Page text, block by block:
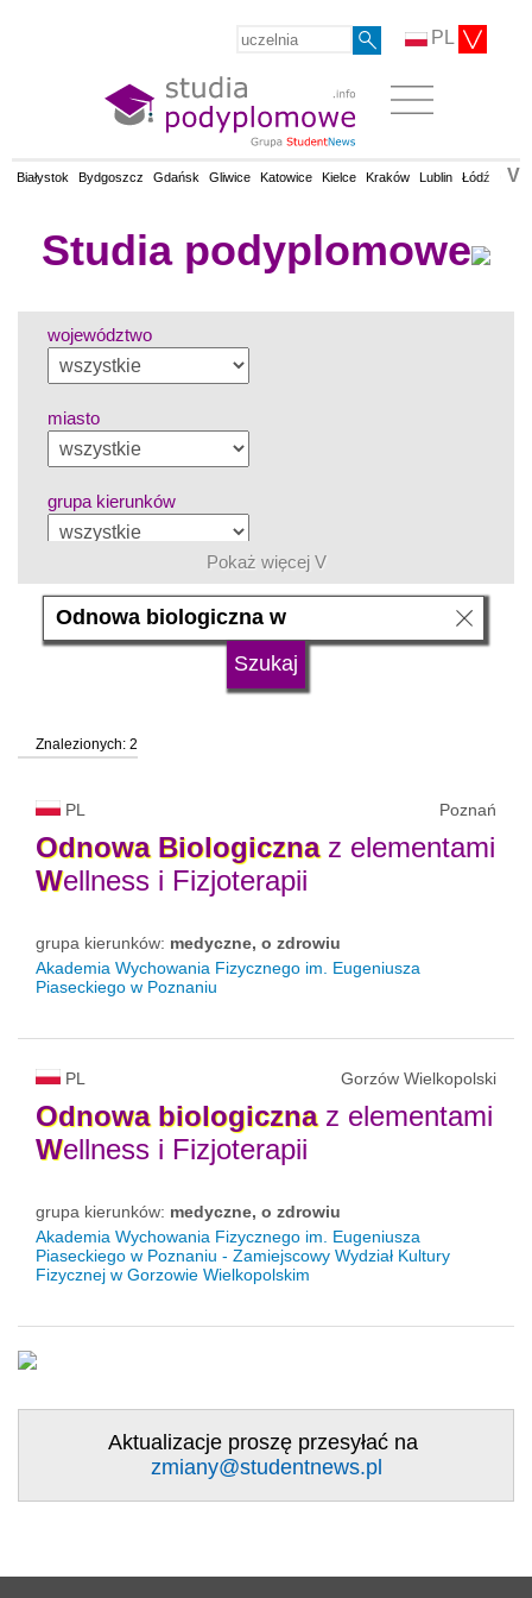
PL
Białystok Bydgoszcz Gdańsk Gliwice Katowice Kielce Kraków Lublin Łódź V
Studia podyplomowe
województwo
miasto
grupa kierunków
język
status uczelni
Pokaż więcej V
Znalezionych: 2
PL Poznań
Odnowa Biologicznaz elementami
Wellness i Fizjoterapii
grupa kierunków: medyczne, o zdrowiu
Akademia Wychowania Fizycznego im. Eugeniusza
Piaseckiego w Poznaniu
PL Gorzów Wielkopolski
Odnowa biologicznaz elementami
Wellness i Fizjoterapii
grupa kierunków: medyczne, o zdrowiu
Akademia Wychowania Fizycznego im. Eugeniusza
Piaseckiego w Poznaniu - Zamiejscowy Wydział Kultury
Fizycznej w Gorzowie Wielkopolskim
Aktualizacje proszę przesyłać na
zmiany@studentnews.pl